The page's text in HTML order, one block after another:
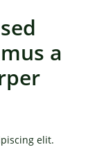
a
elit.